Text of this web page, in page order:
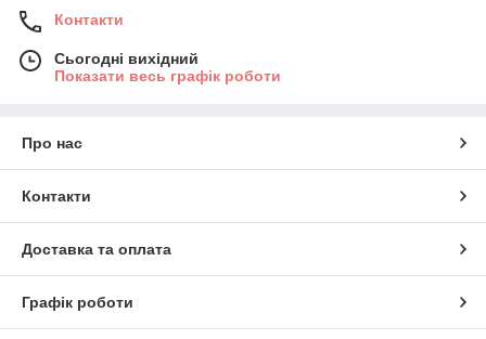
Контакти
Сьогодні вихідний
Показати весь графік роботи
Про нас
Контакти
Доставка та оплата
Графік роботи